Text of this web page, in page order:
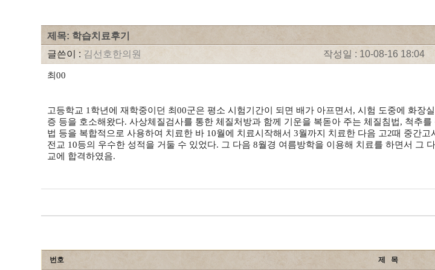
제목: 학습치료후기
글쓴이 : 김선호한의원 작성일 : 10-08-16 18:04
최00
고등학교 1학년에 재학중이던 최00군은 평소 시험기간이 되면 배가 아프면서, 시험 도중에 화
증 등을 호소해왔다. 사상체질검사를 통한 체질처방과 함께 기운을 복돋아 주는 체질침법, 척추
법 등을 복합적으로 사용하여 치료한 바 10월에 치료시작해서 3월까지 치료한 다음 고2때 중간
전교 10등의 우수한 성적을 거둘 수 있었다. 그 다음 8월경 여름방학을 이용해 치료를 하면서 그
교에 합격하였음.
번호 제 목